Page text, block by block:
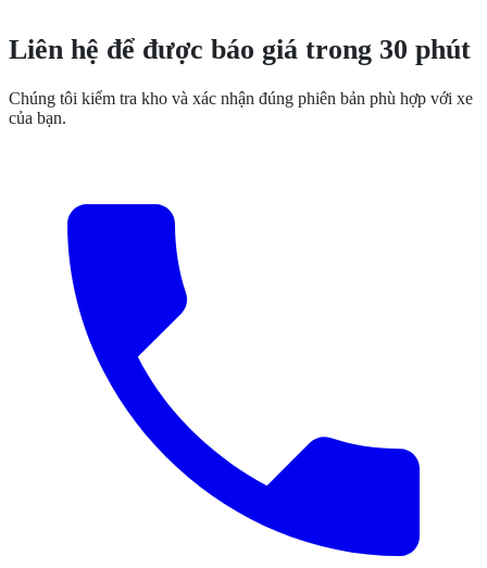
Liên hệ để được báo giá trong 30 phút
Chúng tôi kiểm tra kho và xác nhận đúng phiên bản phù hợp với xe
của bạn.